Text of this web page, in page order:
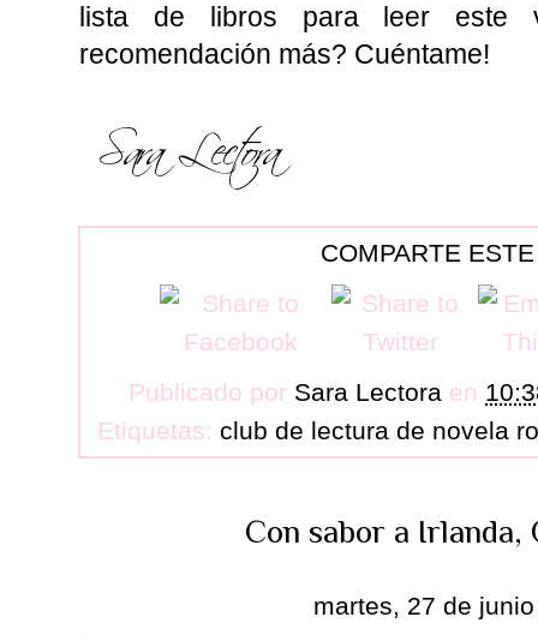
lista de libros para leer este
recomendación más? Cuéntame!
COMPARTE
Publicado por Sara Lectora en
Etiquetas: club de lectura de novela
Con sabor a Irlanda,
martes, 27 de